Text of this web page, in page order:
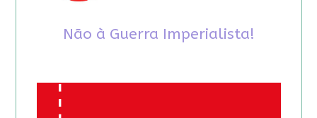
Não à Guerra Imperialista!